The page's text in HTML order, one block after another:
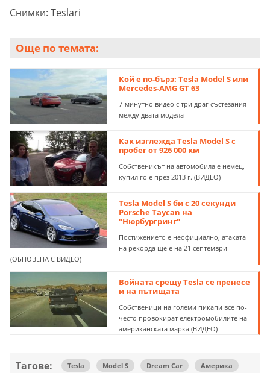
Снимки: Teslari
Още по темата:
Кой е по-бърз: Tesla Model S или
Mercedes-AMG GT 63
7-минутно видео с три драг състезания
между двата модела
Как изглежда Tesla Model S с
пробег от 926 000 км
Собственикът на автомобила е немец,
купил го е през 2013 г. (ВИДЕО)
Tesla Model S би с 20 секунди
Porsche Taycan на
"Нюрбургринг"
Постижението е неофициално, атаката
на рекорда ще е на 21 септември
(ОБНОВЕНА С ВИДЕО)
Войната срещу Tesla се пренесе
и на пътищата
Собственици на големи пикапи все по-
често провокират електромобилите на
американската марка (ВИДЕО)
Тагове: Tesla Model S Dream Car
Америка